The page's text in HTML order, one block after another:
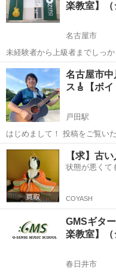
力や音作りなど楽し...楽教室】
名古屋市
未経験者から上級者までしっ
クール（名古屋植田本校・春日井校） レッスン始める
レッスン！ ・気軽にレッスンを試したい ・どんな先生が教えているの
か知りたい ・詳しいレッス...
愛知 名古屋市 ギター
名古屋市
ス🎸【ボ
戸田駅
はじめまして！ 投稿をご覧いただ
「唄う書道家」として活動し
きましたが、「歌って弾ける...
愛知 名古屋市 戸田駅
【求】古
状態が悪くて
COYASH
GMSギタ
楽教室】
春日井市